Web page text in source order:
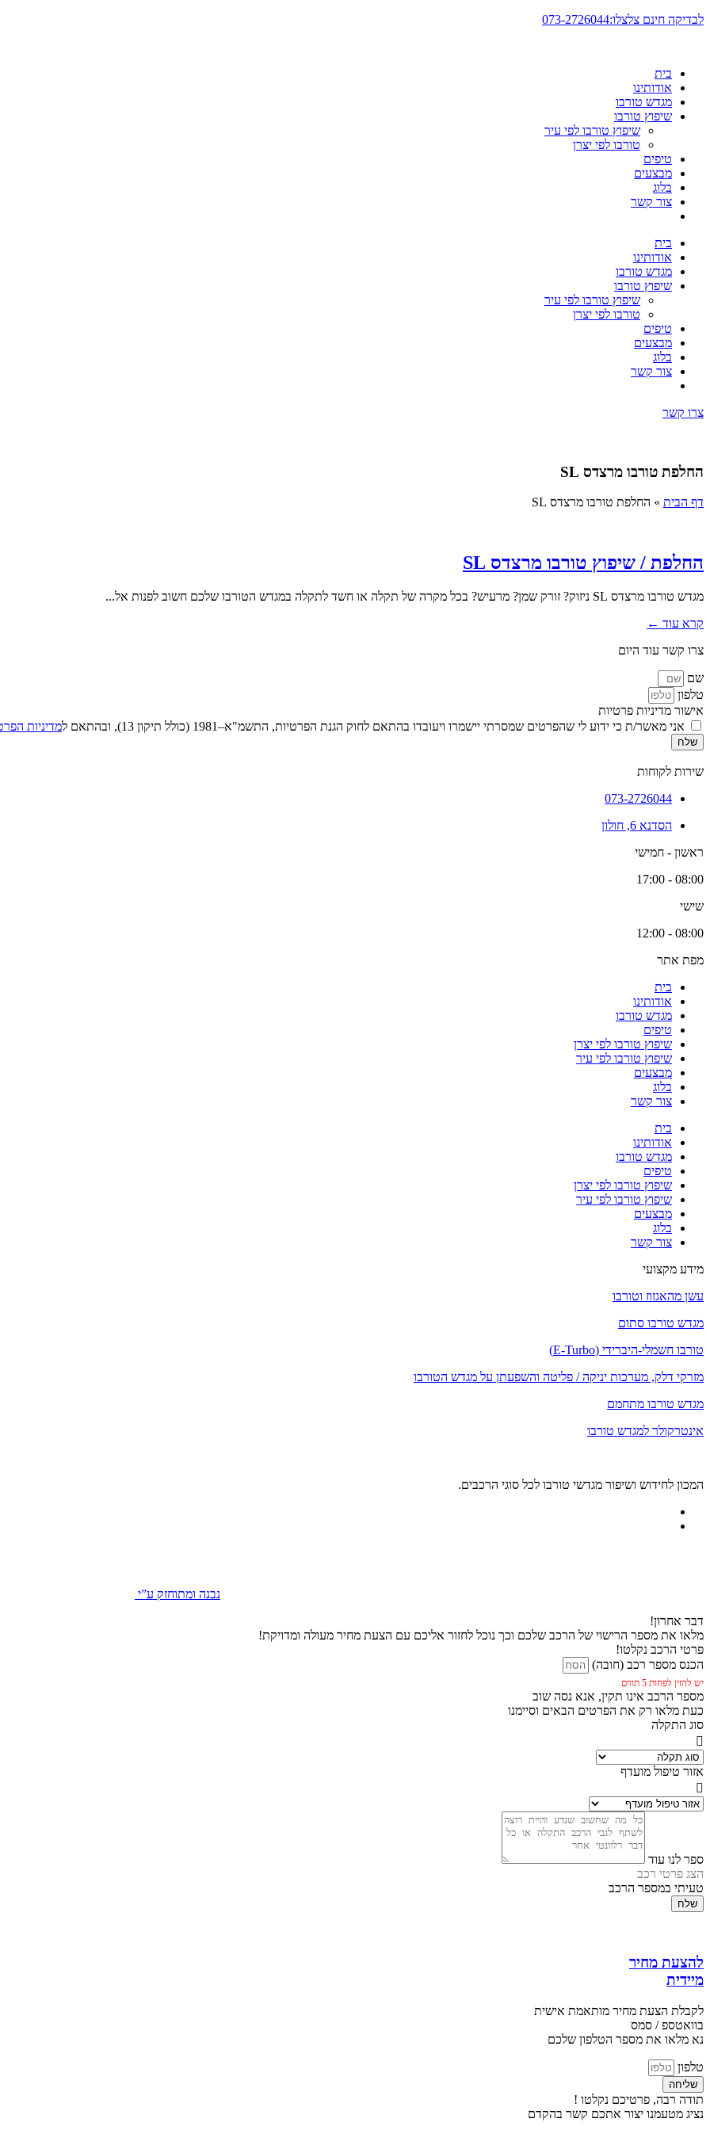
דלג
לבדיקה חינם צלצלו:073-2726044
בית
אודותינו
מגדש טורבו
שיפוץ טורבו
שיפוץ טורבו לפי עיר
טורבו לפי יצרן
טיפים
מבצעים
בלוג
צור קשר
בית
אודותינו
מגדש טורבו
שיפוץ טורבו
שיפוץ טורבו לפי עיר
טורבו לפי יצרן
טיפים
מבצעים
בלוג
צור קשר
צרו קשר
החלפת טורבו מרצדס SL
דף הבית » החלפת טורבו מרצדס SL
החלפת / שיפוץ טורבו מרצדס SL
מגדש טורבו מרצדס SL ניזוק? זורק שמן? מרעיש? בכל מקרה של תקלה או חשד לתקלה במגדש הטורבו שלכם חשוב לפנות אל...
קרא עוד ←
צרו קשר עוד היום
שם
טלפון
אישור מדיניות פרטיות
אני מאשר/ת כי ידוע לי שהפרטים שמסרתי יישמרו ויעובדו בהתאם לחוק הגנת הפרטיות, התשמ"א–1981 (כולל תיקון 13), ובהתאם ל
מדיניות
שלח
שירות לקוחות
073-2726044
הסדנא 6, חולון
ראשון - חמישי
08:00 - 17:00
שישי
08:00 - 12:00
מפת אתר
בית
אודותינו
מגדש טורבו
טיפים
שיפוץ טורבו לפי יצרן
שיפוץ טורבו לפי עיר
מבצעים
בלוג
צור קשר
בית
אודותינו
מגדש טורבו
טיפים
שיפוץ טורבו לפי יצרן
שיפוץ טורבו לפי עיר
מבצעים
בלוג
צור קשר
מידע מקצועי
עשן מהאגזוז וטורבו
מגדש טורבו סתום
טורבו חשמלי-היברידי (E-Turbo)
מזרקי דלק, מערכות יניקה / פליטה והשפעתן על מגדש הטורבו
מגדש טורבו מתחמם
אינטרקולר למגדש טורבו
המכון לחידוש ושיפור מגדשי טורבו לכל סוגי הרכבים.
נבנה ומתוחזק ע”י
דבר אחרון!
מלאו את מספר הרישוי של הרכב שלכם וכך נוכל לחזור אליכם עם הצעת מחיר מעולה ומדויקת!
פרטי הרכב נקלטו!
הכנס מספר רכב (חובה)
יש להזין לפחות 5 תווים.
מספר הרכב אינו תקין, אנא נסה שוב
כעת מלאו רק את הפרטים הבאים וסיימנו
סוג התקלה
אזור טיפול מועדף
ספר לנו עוד
הצג פרטי רכב
טעיתי במספר הרכב
שלח
להצעת מחיר
מיידית
לקבלת הצעת מחיר מותאמת אישית
בוואטספ / סמס
נא מלאו את מספר הטלפון שלכם
טלפון
שליחה
תודה רבה, פרטיכם נקלטו !
נציג מטעמנו יצור אתכם קשר בהקדם